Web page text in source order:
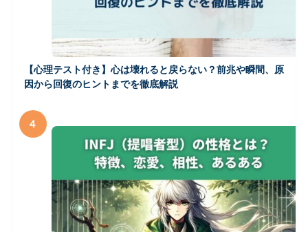
【心理テスト付き】心は壊れると戻らない？前兆や瞬間、原
因から回復のヒントまでを徹底解説
4